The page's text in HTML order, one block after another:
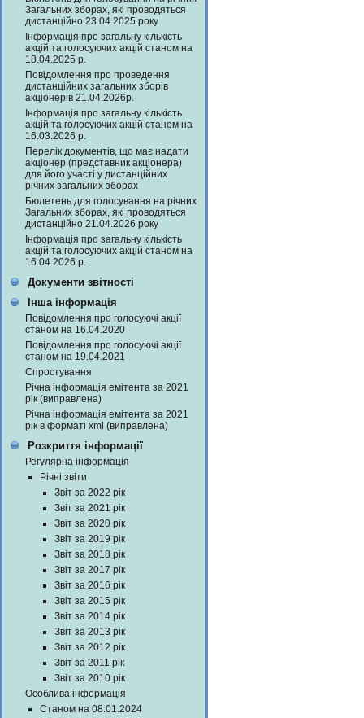
Загальних зборах, які проводяться
дистанційно 23.04.2025 року
Інформація про загальну кількість
акцій та голосуючих акцій станом на
18.04.2025 р.
Повідомлення про проведення
дистанційних загальних зборів
акціонерів 21.04.2026р.
Інформація про загальну кількість
акцій та голосуючих акцій станом на
16.03.2026 р.
Перелік документів, що має надати
акціонер (представник акціонера)
для його участі у дистанційних
річних загальних зборах
Бюлетень для голосування на річних
Загальних зборах, які проводяться
дистанційно 21.04.2026 року
Інформація про загальну кількість
акцій та голосуючих акцій станом на
16.04.2026 р.
Документи звітності
Інша інформація
Повідомлення про голосуючі акції
станом на 16.04.2020
Повідомлення про голосуючі акції
станом на 19.04.2021
Спростування
Річна інформація емітента за 2021
рік (виправлена)
Річна інформація емітента за 2021
рік в форматі xml (виправлена)
Розкриття інформації
Регулярна інформація
Річні звіти
Звіт за 2022 рік
Звіт за 2021 рік
Звіт за 2020 рік
Звіт за 2019 рік
Звіт за 2018 рік
Звіт за 2017 рік
Звіт за 2016 рік
Звіт за 2015 рік
Звіт за 2014 рік
Звіт за 2013 рік
Звіт за 2012 рік
Звіт за 2011 рік
Звіт за 2010 рік
Особлива інформація
Станом на 08.01.2024